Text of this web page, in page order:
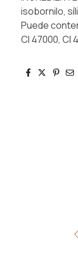
isobornilo,
Puede
CI 47000, CI